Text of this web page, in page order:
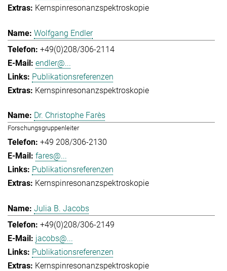
Kernspinresonanzspektroskopie
Wolfgang Endler
+49(0)208/306-2114
endler@...
Publikationsreferenzen
Kernspinresonanzspektroskopie
Dr. Christophe Farès
Forschungsgruppenleiter
+49 208/306-2130
fares@...
Publikationsreferenzen
Kernspinresonanzspektroskopie
Julia B. Jacobs
+49(0)208/306-2149
jacobs@...
Publikationsreferenzen
Kernspinresonanzspektroskopie